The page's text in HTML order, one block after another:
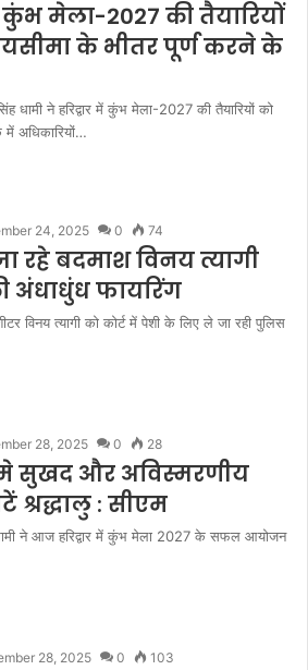
मेला-2027 की तैयारियों
के भीतर पूर्ण करने के
धामी ने हरिद्वार में कुंभ मेला-2027 की तैयारियों को
अधिकारियों…
24, 2025 0 74
रहे बदमाश विनय त्यागी
अंधाधुंध फायरिंग
विनय त्यागी को कोर्ट में पेशी के लिए ले जा रही पुलिस
28, 2025 0 28
सुखद और अविस्मरणीय
: सीएम
धामी ने आज हरिद्वार में कुंभ मेला 2027 के सफल आयोजन
28, 2025 0 103